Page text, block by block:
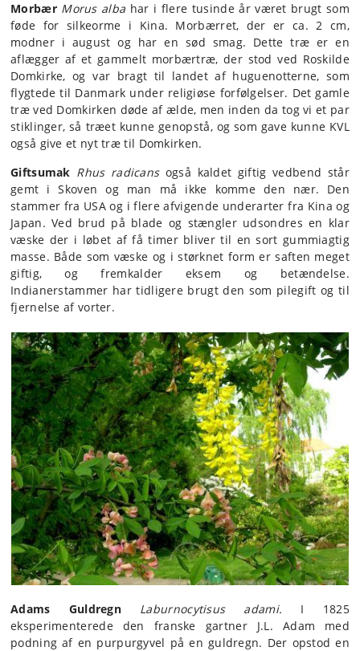
Morbær Morus alba har i flere tusinde år været brugt som
føde for silkeorme i Kina. Morbærret, der er ca. 2 cm,
modner i august og har en sød smag. Dette træ er en
aflægger af et gammelt morbærtræ, der stod ved Roskilde
Domkirke, og var bragt til landet af huguenotterne, som
flygtede til Danmark under religiøse forfølgelser. Det gamle
træ ved Domkirken døde af ælde, men inden da tog vi et par
stiklinger, så træet kunne genopstå, og som gave kunne KVL
også give et nyt træ til Domkirken.
Giftsumak Rhus radicansogså kaldet giftig vedbend står
gemt i Skoven og man må ikke komme den nær. Den
stammer fra USA og i flere afvigende underarter fra Kina og
Japan. Ved brud på blade og stængler udsondres en klar
væske der i løbet af få timer bliver til en sort gummiagtig
masse. Både som væske og i størknet form er saften meget
giftig, og fremkalder eksem og betændelse.
Indianerstammer har tidligere brugt den som pilegift og til
fjernelse af vorter.
Adams Guldregn Laburnocytisus adami. I 1825
eksperimenterede den franske gartner J.L. Adam med
podning af en purpurgyvel på en guldregn. Der opstod en